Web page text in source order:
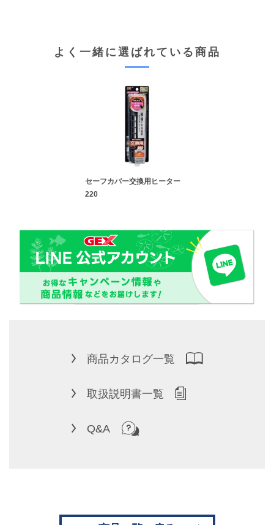
よく一緒に選ばれている商品
セーフカバー交換用ヒーター
220
商品カタログ一覧
取扱説明書一覧
Q&A